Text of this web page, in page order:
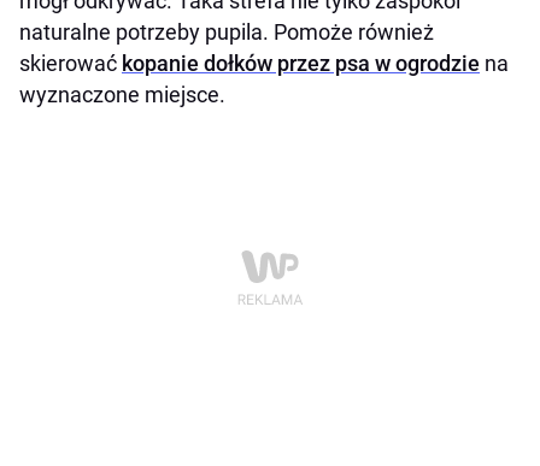
naturalne potrzeby pupila. Pomoże również
skierować kopanie dołków przez psa w ogrodzie na
wyznaczone miejsce.